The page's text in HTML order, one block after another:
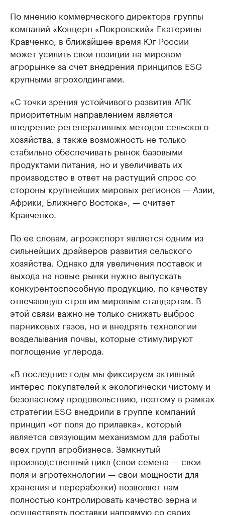
По мнению коммерческого директора группы
компаний «Концерн «Покровский» Екатерины
Кравченко, в ближайшее время Юг России
может усилить свои позиции на мировом
агрорынке за счет внедрения принципов ESG
крупными агрохолдингами.
«С точки зрения устойчивого развития АПК
приоритетным направлением является
внедрение регенеративных методов сельского
хозяйства, а также возможность не только
стабильно обеспечивать рынок базовыми
продуктами питания, но и увеличивать их
производство в ответ на растущий спрос со
стороны крупнейших мировых регионов — Азии,
Африки, Ближнего Востока», — считает
Кравченко.
По ее словам, агроэкспорт является одним из
сильнейших драйверов развития сельского
хозяйства. Однако для увеличения поставок и
выхода на новые рынки нужно выпускать
конкурентоспособную продукцию, по качеству
отвечающую строгим мировым стандартам. В
этой связи важно не только снижать выброс
парниковых газов, но и внедрять технологии
возделывания почвы, которые стимулируют
поглощение углерода.
«В последние годы мы фиксируем активный
интерес покупателей к экологически чистому и
безопасному продовольствию, поэтому в рамках
стратегии ESG внедрили в группе компаний
принцип «от поля до прилавка», который
является связующим механизмом для работы
всех групп агробизнеса. Замкнутый
производственный цикл (свои семена — свои
поля и агротехнологии — свои мощности для
хранения и переработки) позволяет нам
полностью контролировать качество зерна и
осуществлять поставки напрямую со своих